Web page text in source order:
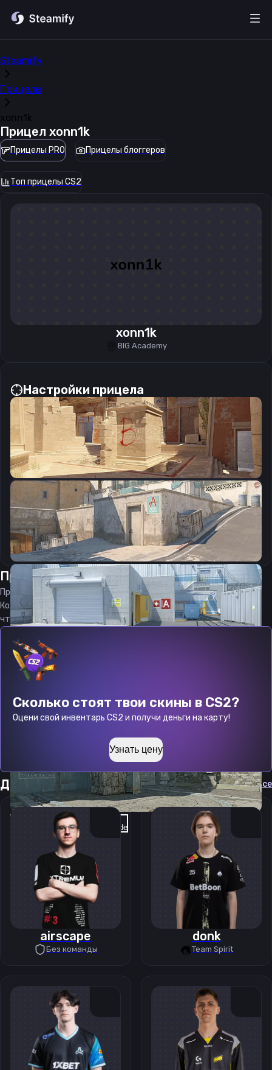
Steamify
Прицелы
xonn1k
Прицел xonn1k
Прицелы PRO Прицелы блоггеров
Топ прицелы CS2
xonn1k
BIG Academy
Настройки прицела
Previous slide Next slide
CSGO-9256k-P7F7E-oU4TA-oZmWT-TL3ED
Скопировать
Прицелксонникот 07.08.2026
Прицел xonn1k является актуальным на
07.08.2026
Код прицела
CS 2 стараемся еженедельно обновлять,
чтобы вы могли играть с актуальными настройками игрока.
Сколько стоят твои скины в CS2?
Оцени свой инвентарь CS2 и получи деньги на карту!
Узнать цену
Другие прицелы Cмотреть все
airscape
Без команды
donk
Team Spirit